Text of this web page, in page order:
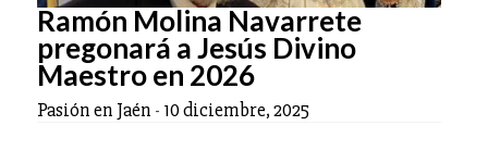
Ramón Molina Navarrete
pregonará a Jesús Divino
Maestro en 2026
Pasión en Jaén - 10 diciembre, 2025